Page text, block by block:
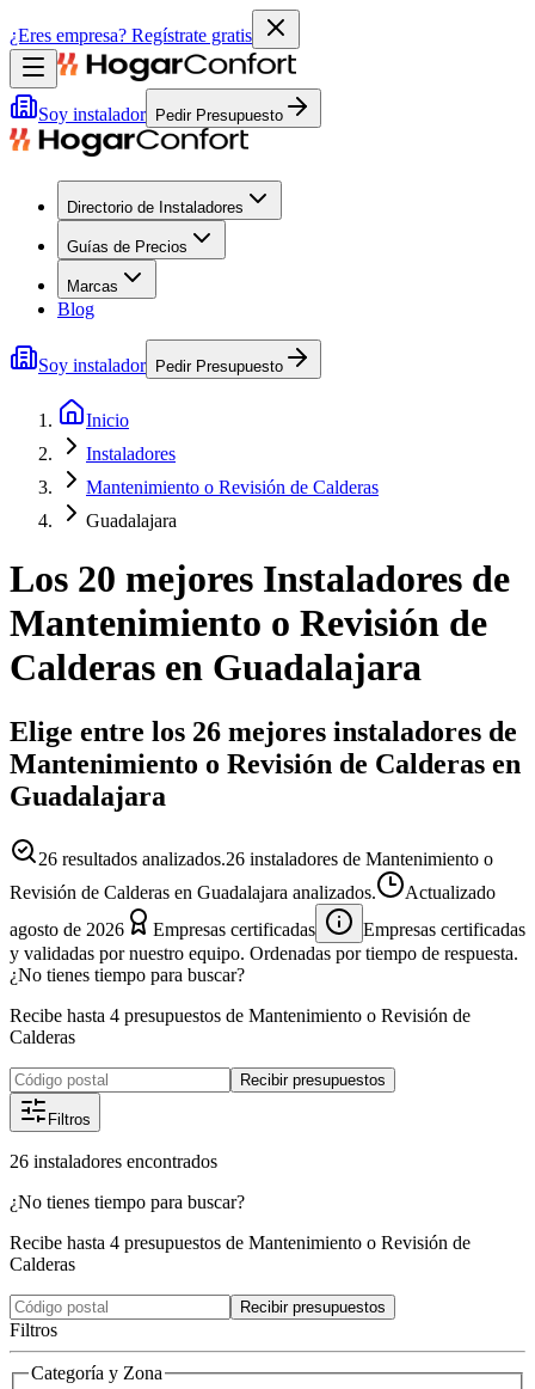
¿Eres empresa? Regístrate gratis
Soy instalador Pedir Presupuesto
Directorio de Instaladores
Guías de Precios
Marcas
Blog
Soy instalador Pedir Presupuesto
Inicio
Instaladores
Mantenimiento o Revisión de Calderas
Guadalajara
Los 20 mejores Instaladores de
Mantenimiento o Revisión de
Calderas en Guadalajara
Elige entre los 26 mejores instaladores de
Mantenimiento o Revisión de Calderas en
Guadalajara
26 resultados analizados.26 instaladores de Mantenimiento o
Revisión de Calderas en Guadalajara analizados.
Actualizado
agosto de 2026
Empresas certificadas
Empresas certificadas
y validadas por nuestro equipo. Ordenadas por tiempo de respuesta.
¿No tienes tiempo para buscar?
Recibe hasta 4 presupuestos de Mantenimiento o Revisión de
Calderas
Recibir presupuestos
Filtros
26 instaladores encontrados
¿No tienes tiempo para buscar?
Recibe hasta 4 presupuestos de Mantenimiento o Revisión de
Calderas
Recibir presupuestos
Filtros
Categoría y Zona